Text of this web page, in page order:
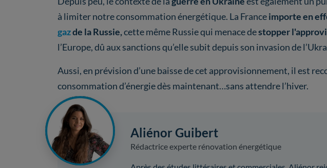
à limiter notre consommation énergétique. La Franceimporte en
gazde la Russie,cette même Russie qui menace destopper
l’Europe, dû aux sanctions qu’elle subit depuis son invasion de
Aussi, en prévision d’une baisse de cet approvisionnement, il est
consommation d’énergie dès maintenant…sans attendre l’hiver.
Aliénor Guibert
Rédactrice experte rénovation énergétique